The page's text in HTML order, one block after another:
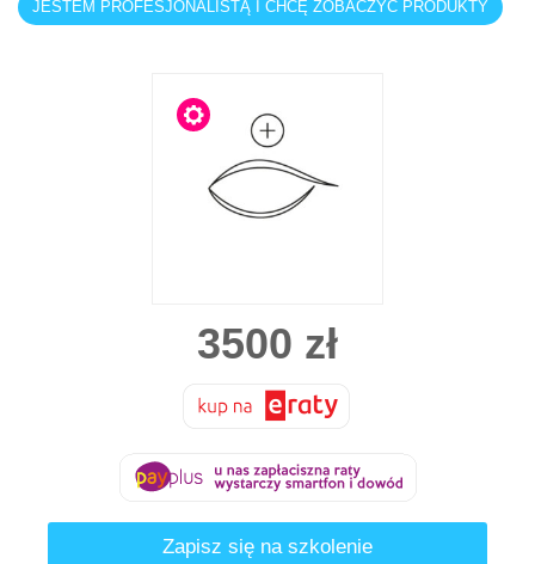
JESTEM PROFESJONALISTĄ I CHCĘ ZOBACZYĆ PRODUKTY
3500 zł
Zapisz się na szkolenie